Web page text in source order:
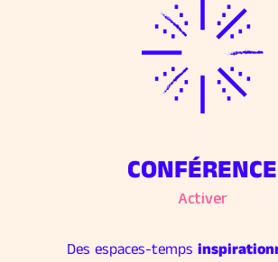
CONFÉRENCE
Activer
Des espaces-temps